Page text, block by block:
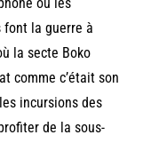
font la guerre à
la secte Boko
comme c’était son
incursions des
de la sous-